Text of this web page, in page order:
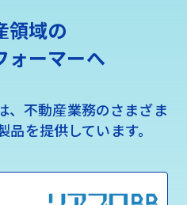
領域の
ォーマーへ
、不動産業務のさまざま
を提供しています。